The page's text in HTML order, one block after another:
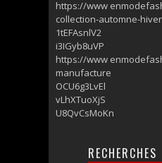
https://www
collection-automne-
1tEFAsnlV2
i3IGyb8uVP
https://www
manufacture
OCU6g3LvEl
vLhXTuoXjS
U8QvCsMoKn